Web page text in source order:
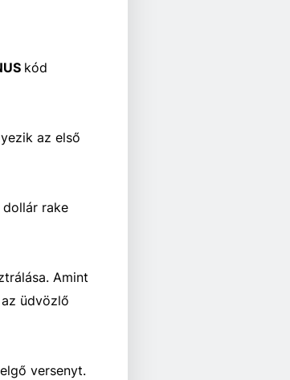
kód
az első
rake
Amint
üdvözlő
versenyt.